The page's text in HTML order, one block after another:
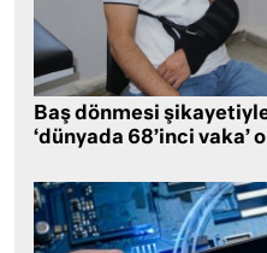
Baş dönmesi
‘dünyada 68’inci